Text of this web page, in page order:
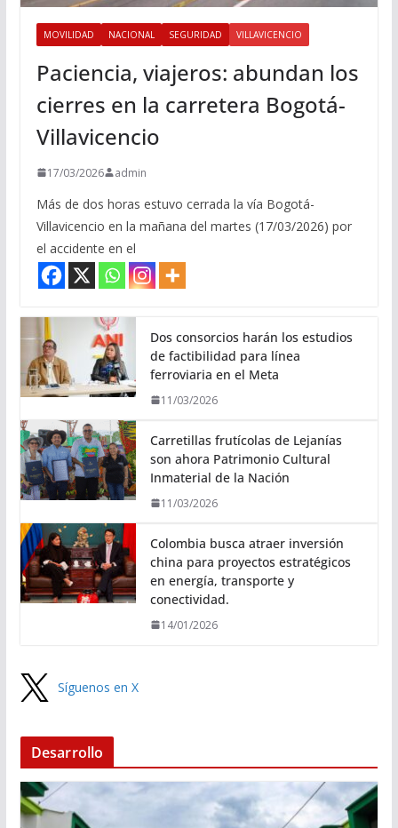
MOVILIDAD NACIONAL SEGURIDAD VILLAVICENCIO
Paciencia, viajeros: abundan los
cierres en la carretera Bogotá-
Villavicencio
17/03/2026 admin
Más de dos horas estuvo cerrada la vía Bogotá-
Villavicencio en la mañana del martes (17/03/2026) por
el accidente en el
Dos consorcios harán los estudios
de factibilidad para línea
ferroviaria en el Meta
11/03/2026
Carretillas frutícolas de Lejanías
son ahora Patrimonio Cultural
Inmaterial de la Nación
11/03/2026
Colombia busca atraer inversión
china para proyectos estratégicos
en energía, transporte y
conectividad.
14/01/2026
Síguenos en X
Desarrollo